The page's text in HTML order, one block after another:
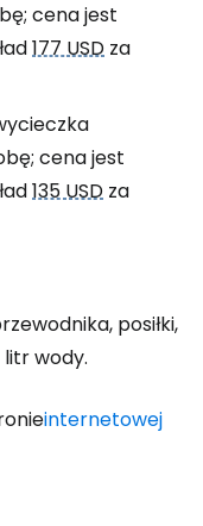
cena jest
177 USD za
cena jest
135 USD za
posiłki,
wody.
internetowej